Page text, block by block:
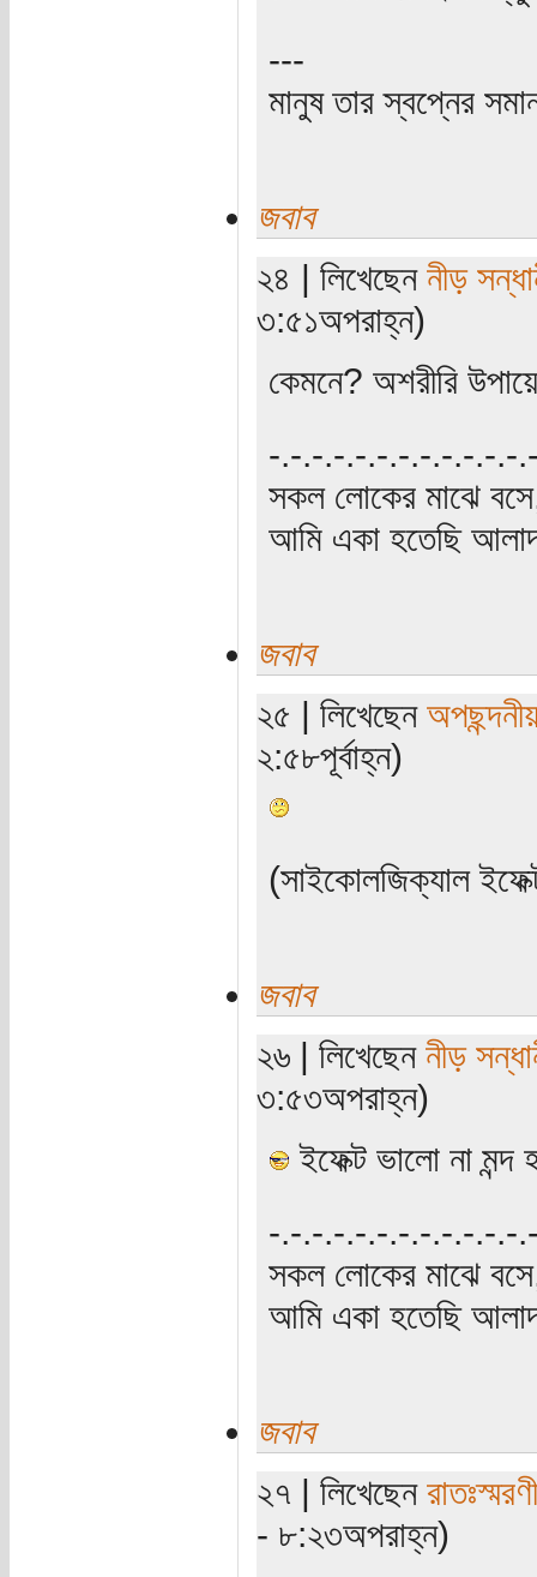
---
মানুষ তার স্বপ্নের
জবাব
২৪ | লিখেছেন নীড়
৩:৫১অপরাহ্ন)
কেমনে? অশরীরি
‍‌-.-.-.-.-.-.-.-.-.-.-.-
সকল লোকের মাঝে
আমি একা হতেছি
জবাব
২৫ | লিখেছেন
২:৫৮পূর্বাহ্ন)
(সাইকোলজিক্যাল
জবাব
২৬ | লিখেছেন নীড়
৩:৫৩অপরাহ্ন)
ইফেক্ট ভালো না
‍‌-.-.-.-.-.-.-.-.-.-.-.-
সকল লোকের মাঝে
আমি একা হতেছি
জবাব
২৭ | লিখেছেন
- ৮:২৩অপরাহ্ন)